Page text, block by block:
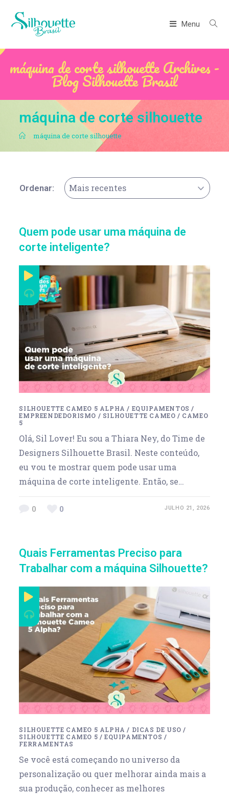
Menu
máquina de corte silhouette Archives -
Blog Silhouette Brasil
máquina de corte silhouette
. máquina de corte silhouette
Ordenar: Mais recentes
Quem pode usar uma máquina de
corte inteligente?
SILHOUETTE CAMEO 5 ALPHA / EQUIPAMENTOS /
EMPREENDEDORISMO / SILHOUETTE CAMEO / CAMEO
5
Olá, Sil Lover! Eu sou a Thiara Ney, do Time de
Designers Silhouette Brasil. Neste conteúdo,
eu vou te mostrar quem pode usar uma
máquina de corte inteligente. Então, se…
0 0 JULHO 21, 2026
Quais Ferramentas Preciso para
Trabalhar com a máquina Silhouette?
SILHOUETTE CAMEO 5 ALPHA / DICAS DE USO /
SILHOUETTE CAMEO 5 /EQUIPAMENTOS /
FERRAMENTAS
Se você está começando no universo da
personalização ou quer melhorar ainda mais a
sua produção, conhecer as melhores